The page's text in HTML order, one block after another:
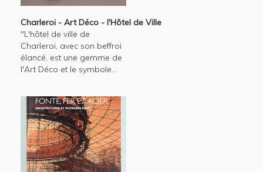
Charleroi - Art Déco - l'Hôtel de Ville
"L'hôtel de ville de
Charleroi, avec son beffroi
élancé, est une gemme de
l'Art Déco et le symbole...